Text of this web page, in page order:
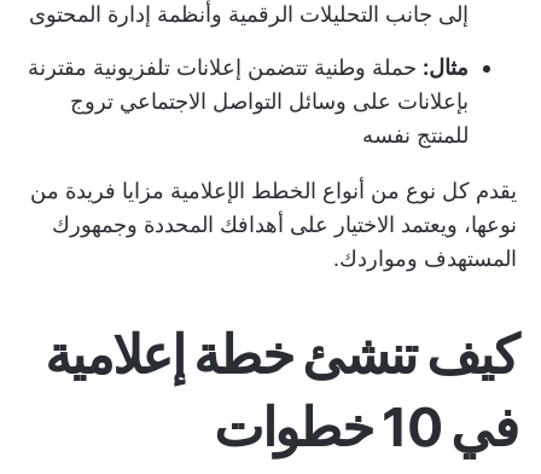
إلى جانب التحليلات الرقمية وأنظمة إدارة المحتوى
مثال: حملة وطنية تتضمن إعلانات تلفزيونية مقترنة
بإعلانات على وسائل التواصل الاجتماعي تروج
للمنتج نفسه
يقدم كل نوع من أنواع الخطط الإعلامية مزايا فريدة من
نوعها، ويعتمد الاختيار على أهدافك المحددة وجمهورك
المستهدف ومواردك.
كيف تنشئ خطة إعلامية
في 10 خطوات